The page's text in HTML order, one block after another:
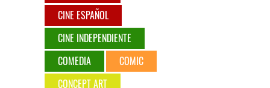
CINE ESPAÑOL
CINE INDEPENDIENTE
COMEDIA
COMIC
CONCEPT ART